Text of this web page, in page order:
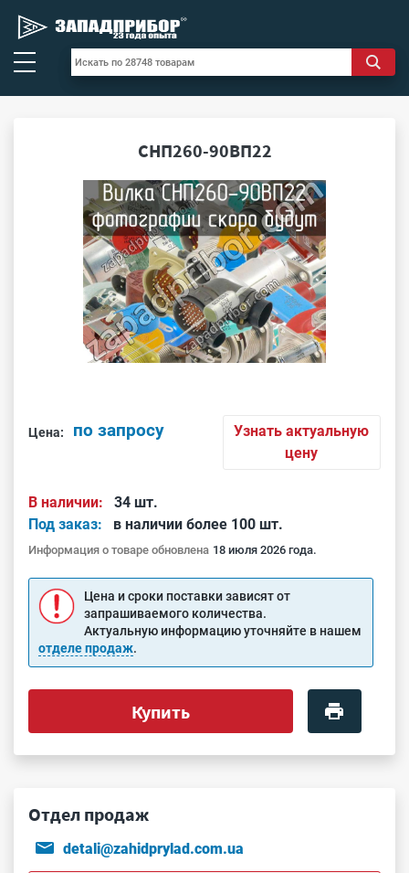
СНП260-90ВП22
Цена: по запросу
Узнать актуальную
цену
В наличии:
34 шт.
Под заказ:
в наличии более 100 шт.
Информация о товаре обновлена 18 июля 2026 года.
Цена и сроки поставки зависят от
запрашиваемого количества.
Актуальную информацию уточняйте в нашем
отделе продаж.
Купить
Отдел продаж
detali@zahidprylad.com.ua